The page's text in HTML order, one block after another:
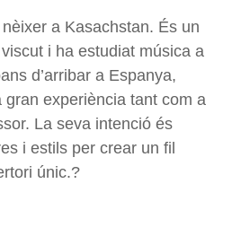
nèixer a Kasachstan. És un
i ha estudiat música a
d’arribar a Espanya,
experiència tant com a
La seva intenció és
i estils per crear un fil
únic.?